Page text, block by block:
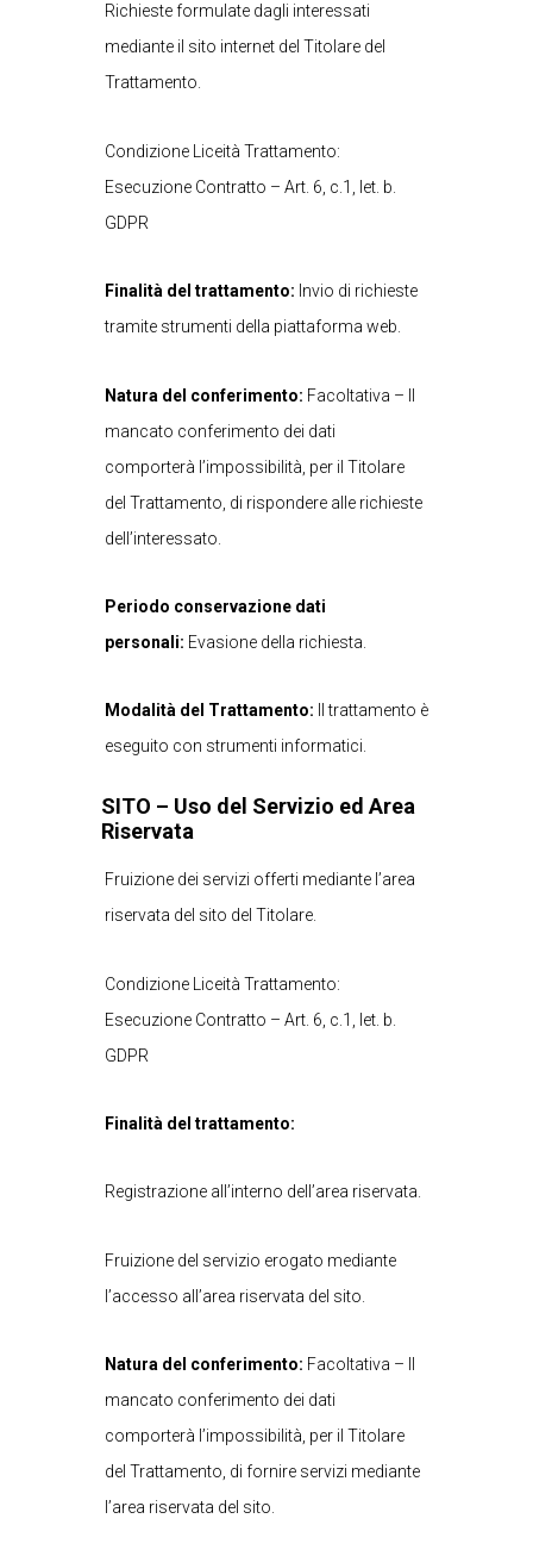
Richieste formulate dagli interessati
mediante il sito internet del Titolare del
Trattamento.
Condizione Liceità Trattamento:
Esecuzione Contratto – Art. 6, c.1, let. b.
GDPR
Finalità del trattamento: Invio di richieste
tramite strumenti della piattaforma web.
Natura del conferimento: Facoltativa – Il
mancato conferimento dei dati
comporterà l’impossibilità, per il Titolare
del Trattamento, di rispondere alle richieste
dell’interessato.
Periodo conservazione dati
personali: Evasione della richiesta.
Modalità del Trattamento: Il trattamento è
eseguito con strumenti informatici.
SITO – Uso del Servizio ed Area
Riservata
Fruizione dei servizi offerti mediante l’area
riservata del sito del Titolare.
Condizione Liceità Trattamento:
Esecuzione Contratto – Art. 6, c.1, let. b.
GDPR
Finalità del trattamento:
Registrazione all’interno dell’area riservata.
Fruizione del servizio erogato mediante
l’accesso all’area riservata del sito.
Natura del conferimento: Facoltativa – Il
mancato conferimento dei dati
comporterà l’impossibilità, per il Titolare
del Trattamento, di fornire servizi mediante
l’area riservata del sito.